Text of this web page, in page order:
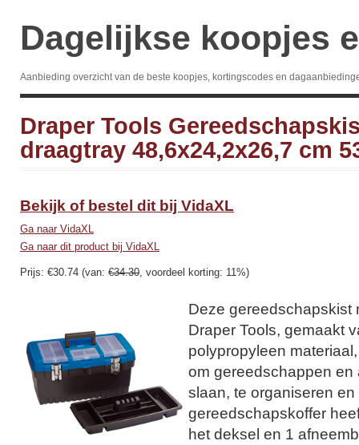
Dagelijkse koopjes
Aanbieding overzicht van de beste koopjes, kortingscodes en
Draper Tools
draagtray 48,6x24,2x26,7 cm
Bekijk of bestel dit bij VidaXL
Ga naar VidaXL
Ga naar dit product bij VidaXL
Prijs: €30.74 (van: €34.30, voordeel korting: 11%)
Deze gereedschapskist
Draper Tools, gemaakt
polypropyleen
om gereedschappen en
slaan, te organiseren
gereedschapskoffer
het deksel en 1